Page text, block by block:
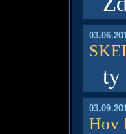
ty
Hov